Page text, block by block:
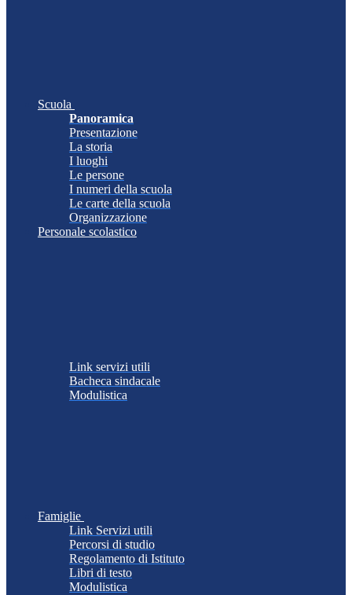
Scuola
Panoramica
Presentazione
La storia
I luoghi
Le persone
I numeri della scuola
Le carte della scuola
Organizzazione
Personale scolastico
Link servizi utili
Bacheca sindacale
Modulistica
Famiglie
Link Servizi utili
Percorsi di studio
Regolamento di Istituto
Libri di testo
Modulistica